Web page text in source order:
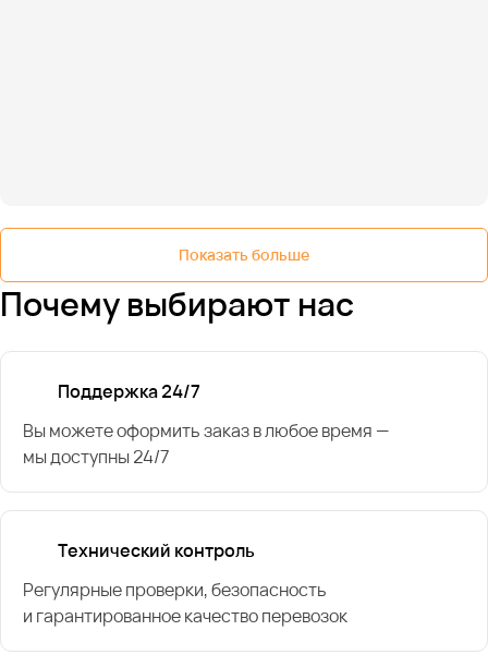
Показать больше
Почему выбирают нас
Поддержка 24/7
Вы можете оформить заказ в любое время —
мы доступны 24/7
Технический контроль
Регулярные проверки, безопасность
и гарантированное качество перевозок